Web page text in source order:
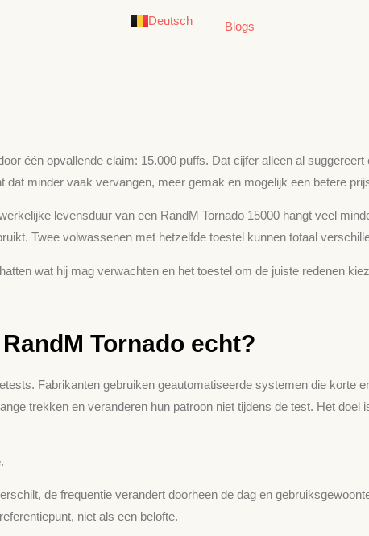
Deutsch
German
Blogs
één opvallende claim: 15.000 puffs. Dat cijfer alleen al suggereert
minder vaak vervangen, meer gemak en mogelijk een betere
levensduur van een RandM Tornado 15000 hangt veel
Twee volwassenen met hetzelfde toestel kunnen totaal
wat hij mag verwachten en het toestel om de juiste redenen
Tornado echt?
Fabrikanten gebruiken geautomatiseerde systemen die korte
trekken en veranderen hun patroon niet tijdens de test. Het doel
de frequentie verandert doorheen de dag en
niet als een belofte.